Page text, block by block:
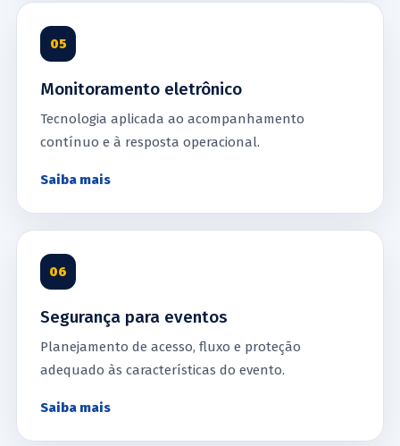
05
Monitoramento eletrônico
Tecnologia aplicada ao acompanhamento
contínuo e à resposta operacional.
Saiba mais
06
Segurança para eventos
Planejamento de acesso, fluxo e proteção
adequado às características do evento.
Saiba mais